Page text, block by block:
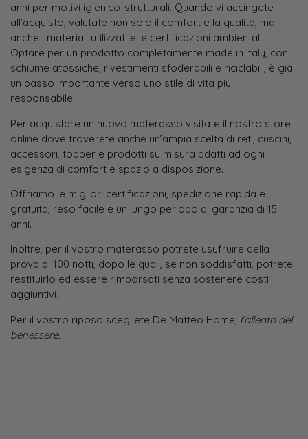
anni per motivi igienico-strutturali. Quando vi accingete
all’acquisto, valutate non solo il comfort e la qualità, ma
anche i materiali utilizzati e le certificazioni ambientali.
Optare per un prodotto completamente made in Italy, con
schiume atossiche, rivestimenti sfoderabili e riciclabili, è già
un passo importante verso uno stile di vita più
responsabile.
Per acquistare un nuovo materasso visitate il nostro store
online dove troverete anche un’ampia scelta di reti, cuscini,
accessori, topper e prodotti su misura adatti ad ogni
esigenza di comfort e spazio a disposizione.
Offriamo le migliori certificazioni, spedizione rapida e
gratuita, reso facile e un lungo periodo di garanzia di 15
anni.
Inoltre, per il vostro materasso potrete usufruire della
prova di 100 notti, dopo le quali, se non soddisfatti, potrete
restituirlo ed essere rimborsati senza sostenere costi
aggiuntivi.
Per il vostro riposo scegliete De Matteo Home, l’alleato del
benessere.